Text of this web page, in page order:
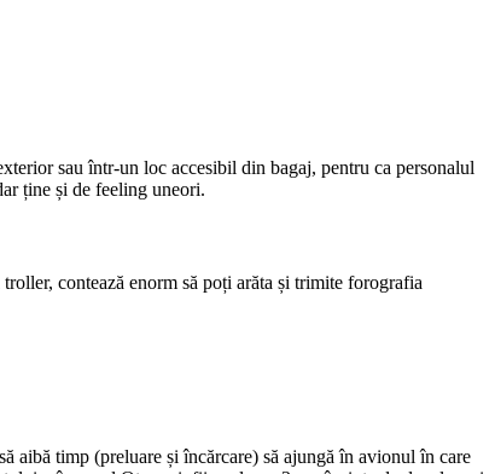
sau într-un loc accesibil din bagaj, pentru ca personalul
ține și de feeling uneori.
contează enorm să poți arăta și trimite forografia
aibă timp (preluare și încărcare) să ajungă în avionul în care